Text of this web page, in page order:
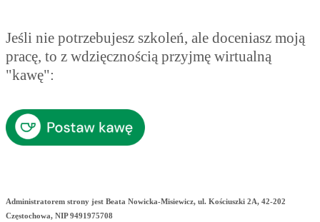
Jeśli nie potrzebujesz szkoleń, ale doceniasz moją
pracę, to z wdzięcznością przyjmę wirtualną
"kawę":
Administratorem strony jest Beata Nowicka-Misiewicz, ul. Kościuszki 2A, 42-202
Częstochowa, NIP 9491975708